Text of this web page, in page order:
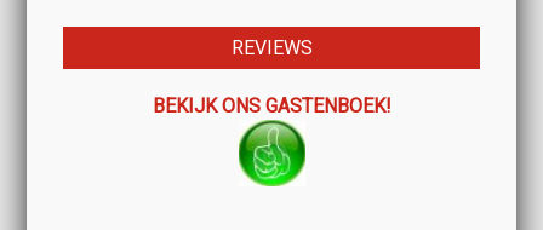
REVIEWS
BEKIJK ONS GASTENBOEK!